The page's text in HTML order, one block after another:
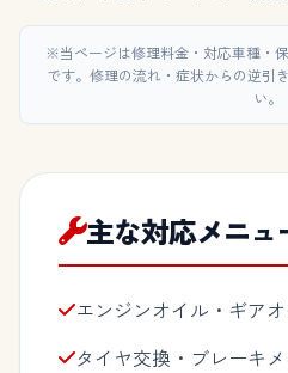
※当ページは修理料金・対応車種・
です。修理の流れ・症状からの逆引
い。
主な対応メニュ
エンジンオイル・ギア
タイヤ交換・ブレーキ